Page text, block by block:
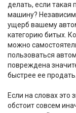
делать, если такая
машину?
ущерб вашему
категорию битых.
можно
пользоваться
повреждена
быстрее ее продать.
Если на словах это
обстоит совсем